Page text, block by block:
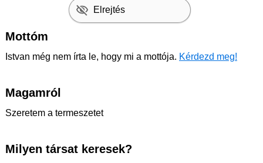
Elrejtés
Mottóm
Istvan még nem írta le, hogy mi a mottója. Kérdezd meg!
Magamról
Szeretem a termeszetet
Milyen társat keresek?